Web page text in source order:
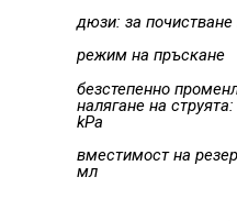
дюзи: за почистване
режим на пръскане
безстепенно
налягане на
kPa
вместимост на
мл